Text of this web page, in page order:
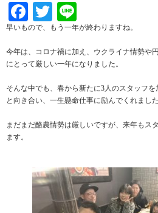
Facebook
Twitter
早いもので、もう一年が終わりますね。
今年は、コロナ禍に加え、ウクライナ情勢や
にとって厳しい一年になりました。
そんな中でも、春から新たに3人のスタッフ
と向き合い、一生懸命仕事に励んでくれました
まだまだ酪農情勢は厳しいですが、来年もス
ます。